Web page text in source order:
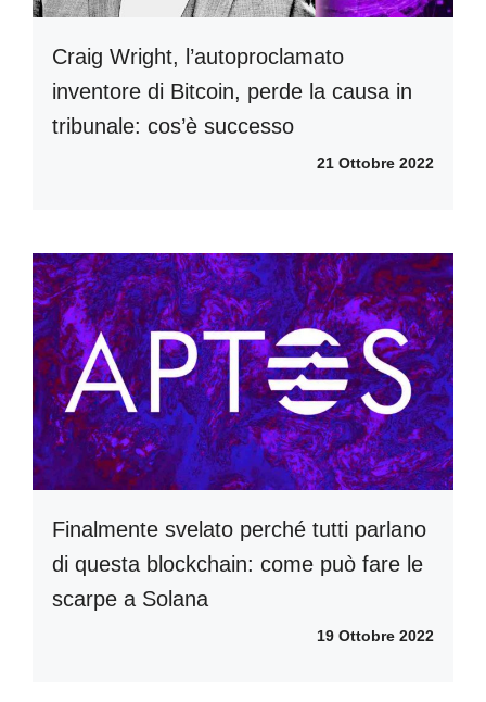
Craig Wright, l’autoproclamato
inventore di Bitcoin, perde la causa in
tribunale: cos’è successo
21 Ottobre 2022
Finalmente svelato perché tutti parlano
di questa blockchain: come può fare le
scarpe a Solana
19 Ottobre 2022